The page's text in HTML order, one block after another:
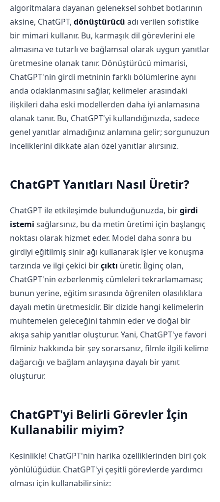
algoritmalara dayanan geleneksel sohbet botlarının
aksine, ChatGPT, dönüştürücü adı verilen sofistike
bir mimari kullanır. Bu, karmaşık dil görevlerini ele
almasına ve tutarlı ve bağlamsal olarak uygun yanıtlar
üretmesine olanak tanır. Dönüştürücü mimarisi,
ChatGPT'nin girdi metninin farklı bölümlerine aynı
anda odaklanmasını sağlar, kelimeler arasındaki
ilişkileri daha eski modellerden daha iyi anlamasına
olanak tanır. Bu, ChatGPT'yi kullandığınızda, sadece
genel yanıtlar almadığınız anlamına gelir; sorgunuzun
inceliklerini dikkate alan özel yanıtlar alırsınız.
ChatGPT Yanıtları Nasıl Üretir?
ChatGPT ile etkileşimde bulunduğunuzda, birgirdi
istemi sağlarsınız, bu da metin üretimi için başlangıç
noktası olarak hizmet eder. Model daha sonra bu
girdiyi eğitilmiş sinir ağı kullanarak işler ve konuşma
tarzında ve ilgi çekici birçıktı üretir. İlginç olan,
ChatGPT'nin ezberlenmiş cümleleri tekrarlamaması;
bunun yerine, eğitim sırasında öğrenilen olasılıklara
dayalı metin üretmesidir. Bir dizide hangi kelimelerin
muhtemelen geleceğini tahmin eder ve doğal bir
akışa sahip yanıtlar oluşturur. Yani, ChatGPT'ye favori
filminiz hakkında bir şey sorarsanız, filmle ilgili kelime
dağarcığı ve bağlam anlayışına dayalı bir yanıt
oluşturur.
ChatGPT'yi Belirli Görevler İçin
Kullanabilir miyim?
Kesinlikle! ChatGPT'nin harika özelliklerinden biri çok
yönlülüğüdür. ChatGPT'yi çeşitli görevlerde yardımcı
olması için kullanabilirsiniz: